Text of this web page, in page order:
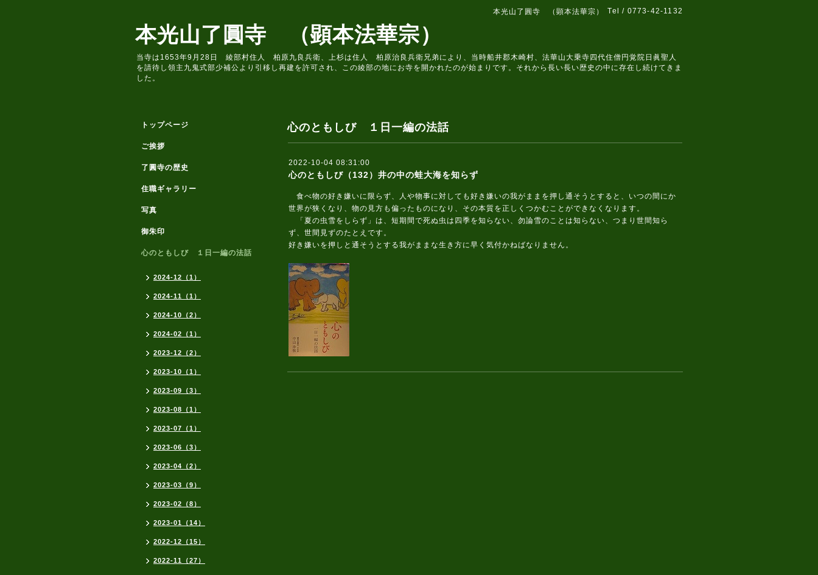
本光山了圓寺 （顕本法華宗） Tel / 0773-42-1132
本光山了圓寺 （顕本法華宗）
当寺は1653年9月28日 綾部村住人 柏原九良兵衛、上杉は住人 柏原治良兵衛兄弟により、当時船井郡木崎村、法華山大乗寺四代住僧円覚院日眞聖人
を請待し領主九鬼式部少補公より引移し再建を許可され、この綾部の地にお寺を開かれたのが始まりです。それから長い長い歴史の中に存在し続けてきま
した。
心のともしび １日一編の法話
2022-10-04 08:31:00
心のともしび（132）井の中の蛙大海を知らず
食べ物の好き嫌いに限らず、人や物事に対しても好き嫌いの我がままを押し通そうとすると、いつの間にか
世界が狭くなり、物の見方も偏ったものになり、その本質を正しくつかむことができなくなります。
「夏の虫雪をしらず」は、短期間で死ぬ虫は四季を知らない、勿論雪のことは知らない、つまり世間知ら
ず、世間見ずのたとえです。
好き嫌いを押しと通そうとする我がままな生き方に早く気付かねばなりません。
トップページ
ご挨拶
了圓寺の歴史
住職ギャラリー
写真
御朱印
心のともしび １日一編の法話
2024-12（1）
2024-11（1）
2024-10（2）
2024-02（1）
2023-12（2）
2023-10（1）
2023-09（3）
2023-08（1）
2023-07（1）
2023-06（3）
2023-04（2）
2023-03（9）
2023-02（8）
2023-01（14）
2022-12（15）
2022-11（27）